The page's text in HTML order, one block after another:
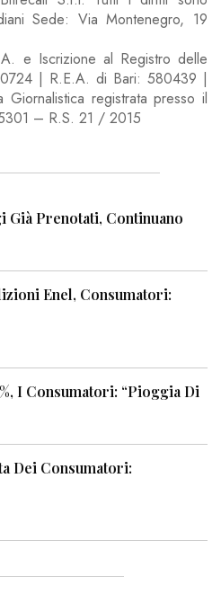
Sede: Via Montenegro, 19
e Iscrizione al Registro delle
| R.E.A. di Bari: 580439 |
Giornalistica registrata presso il
– R.S. 21 / 2015
Già Prenotati, Continuano
Enel, Consumatori:
I Consumatori: “Pioggia Di
Dei Consumatori: